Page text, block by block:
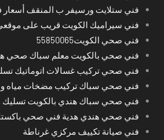
فني ستلايت ورسيفر ب المنقف أسعار
فني سيراميك الكويت قريب على
فني صحي الكويت55850065
فني صحي بالكويت معلم سباك صحي
فني صحي تركيب غسالات اتوماتيك
فني صحي سباك تركيب مضخات مياه و
فني صحي سباك هندي بالكويت
فني صحي هندي هدية فني صحي
فني صيانة تكييف مركزي غرناطة